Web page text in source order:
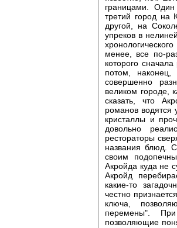
границами.
третий город на
другой, на
упреков в
менее, все по-
которого
потом,
совершенно
великом городе,
сказать, что
романов водятся
кристаллы и
довольно
рестораторы
названия блюд.
своим
Акройда куда не
Акройд
какие-то
честно
ключа,
перемены".
позволяющие